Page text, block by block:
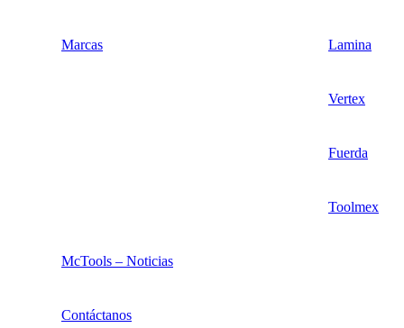
Marcas Lamina
Vertex
Fuerda
Toolmex
McTools – Noticias
Contáctanos